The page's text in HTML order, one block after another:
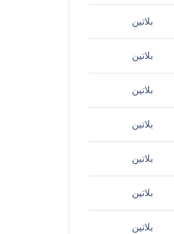
بلاتين
بلاتين
بلاتين
بلاتين
بلاتين
بلاتين
بلاتين